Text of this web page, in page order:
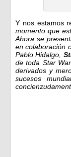
Y nos estamos
momento que
Ahora se
en colaboración
Pablo Hidalgo,
de toda Star
derivados y
sucesos